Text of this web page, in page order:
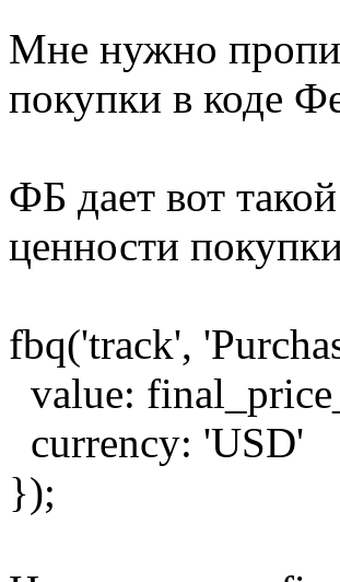
Мне нужно
покупки в коде
ФБ дает вот
ценности
fbq('track',
value:
currency: 'USD'
});